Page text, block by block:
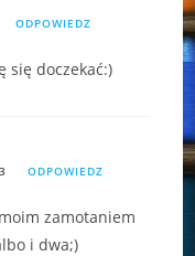
ODPOWIEDZ
się doczekać:)
ODPOWIEDZ
zamotaniem
i dwa;)